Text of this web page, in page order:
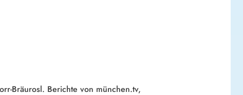
Bräurosl. Berichte von münchen.tv,